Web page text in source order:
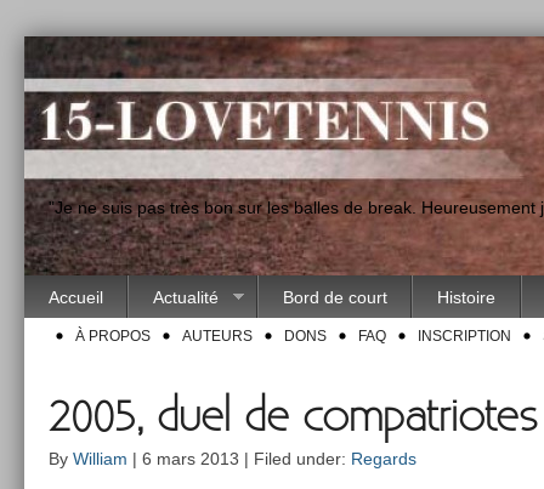
"Je ne suis pas très bon sur les balles de break.
Accueil Actualité Bord de court Histoire
À PROPOS AUTEURS DONS FAQ INSCRIPTION
2005, duel de compatriotes
By William | 6 mars 2013 | Filed under: Regards